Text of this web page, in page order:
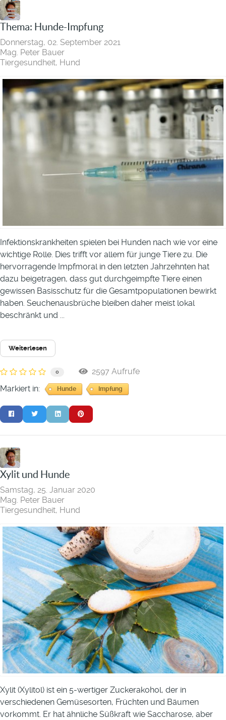
Thema: Hunde-Impfung
Donnerstag, 02. September 2021
Mag. Peter Bauer
Tiergesundheit Hund
Infektionskrankheiten spielen bei Hunden nach wie vor eine
wichtige Rolle. Dies trifft vor allem für junge Tiere zu. Die
hervorragende Impfmoral in den letzten Jahrzehnten hat
dazu beigetragen, dass gut durchgeimpfte Tiere einen
gewissen Basisschutz für die Gesamtpopulationen bewirkt
haben. Seuchenausbrüche bleiben daher meist lokal
beschränkt und ...
Weiterlesen
0
2597 Aufrufe
Markiert in:
Hunde Impfung
Xylit und Hunde
Samstag, 25. Januar 2020
Mag. Peter Bauer
Tiergesundheit Hund
Xylit (Xylitol) ist ein 5-wertiger Zuckerakohol, der in
verschiedenen Gemüsesorten, Früchten und Bäumen
vorkommt. Er hat ähnliche Süßkraft wie Saccharose, aber